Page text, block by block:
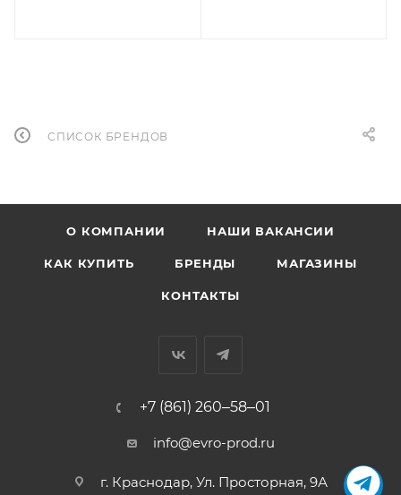
СПИСОК БРЕНДОВ
О КОМПАНИИ НАШИ ВАКАНСИИ
КАК КУПИТЬ БРЕНДЫ МАГАЗИНЫ
КОНТАКТЫ
+7 (861) 260‒58‒01
info@evro-prod.ru
г. Краснодар, ​Ул. Просторная, 9А